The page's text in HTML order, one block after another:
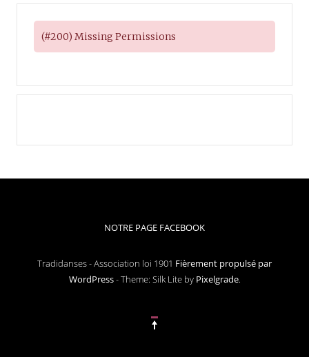
(#200) Missing Permissions
NOTRE PAGE FACEBOOK
Tradidanses - Association loi 1901 Fièrement propulsé par
WordPress-Theme: Silk Lite by Pixelgrade.